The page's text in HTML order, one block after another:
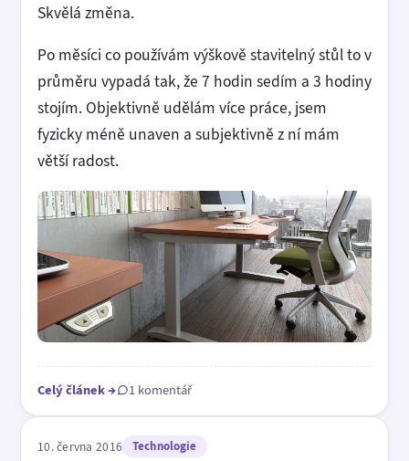
Skvělá změna.
Po měsíci co používám výškově stavitelný stůl to v
průměru vypadá tak, že 7 hodin sedím a 3 hodiny
stojím. Objektivně udělám více práce, jsem
fyzicky méně unaven a subjektivně z ní mám
větší radost.
Celý článek→ 1 komentář
10. června 2016 Technologie